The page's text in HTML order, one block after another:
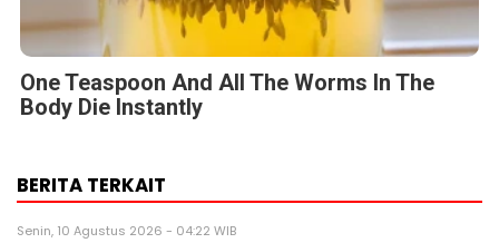
One Teaspoon And All The Worms In The
Body Die Instantly
BERITA TERKAIT
Senin, 10 Agustus 2026 - 04:22 WIB